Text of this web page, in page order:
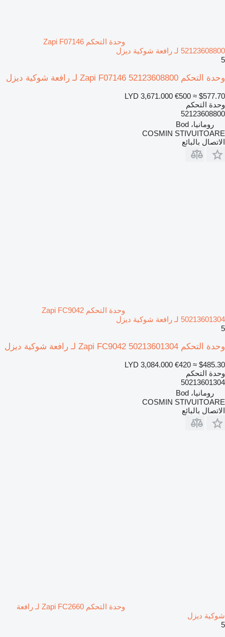
وحدة التحكم Zapi F07146
52123608800 لـ رافعة شوكية ديزل
5
وحدة التحكم Zapi F07146 52123608800 لـ رافعة شوكية ديزل
LYD 3,671.000 €500 ≈ $577.70
وحدة التحكم
52123608800
رومانيا، Bod
COSMIN STIVUITOARE
الاتصال بالبائع
وحدة التحكم Zapi FC9042
50213601304 لـ رافعة شوكية ديزل
5
وحدة التحكم Zapi FC9042 50213601304 لـ رافعة شوكية ديزل
LYD 3,084.000 €420 ≈ $485.30
وحدة التحكم
50213601304
رومانيا، Bod
COSMIN STIVUITOARE
الاتصال بالبائع
وحدة التحكم Zapi FC2660 لـ رافعة
شوكية ديزل
5